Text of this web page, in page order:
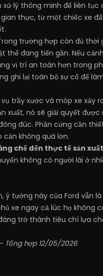
lý thông minh để liên tục
thực, từ một chiếc xe
trường hợp còn đủ thời
thể đang tiến gần. Nếu
vị trí an toàn hơn trong
ghi lại toàn bộ sự cố để
trầy xước và móp xe xảy
xuất, nó sẽ giải quyết
đúc. Phần cứng cần
cản không quá lớn.
chế đến thực tế sản xuất
không có người lái ở
tưởng này của Ford vẫn
xe ngay cả lúc họ không
trở thành tiêu chí lựa
Tổng hợp 12/05/2026